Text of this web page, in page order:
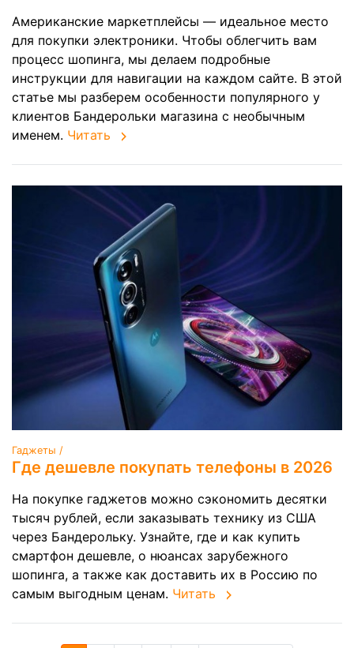
Американские маркетплейсы — идеальное место
для покупки электроники. Чтобы облегчить вам
процесс шопинга, мы делаем подробные
инструкции для навигации на каждом сайте. В этой
статье мы разберем особенности популярного у
клиентов Бандерольки магазина с необычным
именем. Читать
Гаджеты /
Где дешевле покупать телефоны в 2026
На покупке гаджетов можно сэкономить десятки
тысяч рублей, если заказывать технику из США
через Бандерольку. Узнайте, где и как купить
смартфон дешевле, о нюансах зарубежного
шопинга, а также как доставить их в Россию по
самым выгодным ценам. Читать